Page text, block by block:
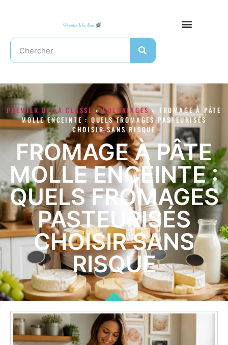
PREMIER DE LA CLASSE»COLORIAGES» FROMAGE À PÂTE
MOLLE ENCEINTE : QUELS FROMAGES PASTEURISÉS
CHOISIR SANS RISQUE
FROMAGE À PÂTE
MOLLE ENCEINTE :
QUELS FROMAGES
PASTEURISÉS
CHOISIR SANS
RISQUE